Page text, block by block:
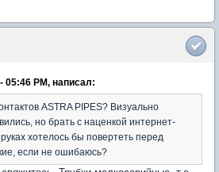
05:46 PM, написал:
ASTRA PIPES? Визуально
но брать с наценкой интернет-
хотелось бы повертеть перед
если не ошибаюсь?